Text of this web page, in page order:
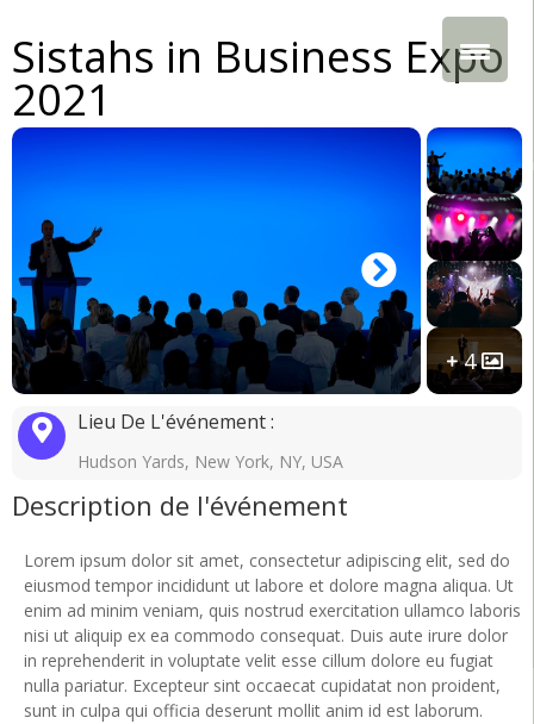
Sistahs in Business Expo
2021
4
Lieu De L'événement :
Hudson Yards, New York, NY, USA
Description de l'événement
Lorem ipsum dolor sit amet, consectetur adipiscing elit, sed do
eiusmod tempor incididunt ut labore et dolore magna aliqua. Ut
enim ad minim veniam, quis nostrud exercitation ullamco laboris
nisi ut aliquip ex ea commodo consequat. Duis aute irure dolor
in reprehenderit in voluptate velit esse cillum dolore eu fugiat
nulla pariatur. Excepteur sint occaecat cupidatat non proident,
sunt in culpa qui officia deserunt mollit anim id est laborum.